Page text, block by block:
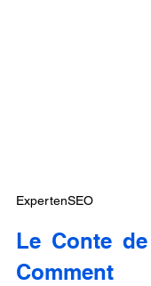
ExpertenSEO
Le Conte